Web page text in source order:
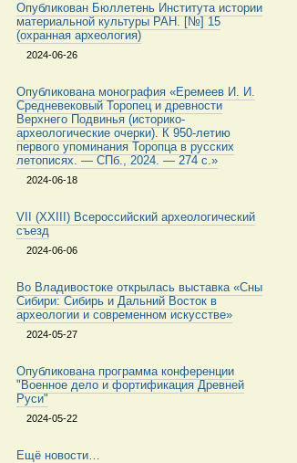
Опубликован Бюллетень Института истории
материальной культуры РАН. [№] 15
(охранная археология)
2024-06-26
Опубликована монография «Еремеев И. И.
Средневековый Торопец и древности
Верхнего Подвинья (историко-
археологические очерки). К 950-летию
первого упоминания Торопца в русских
летописях. — СПб., 2024. — 274 с.»
2024-06-18
VII (XXIII) Всероссийский археологический
съезд
2024-06-06
Во Владивостоке открылась выставка «Сны
Сибири: Сибирь и Дальний Восток в
археологии и современном искусстве»
2024-05-27
Опубликована программа конференции
"Военное дело и фортификация Древней
Руси"
2024-05-22
Ещё новости…